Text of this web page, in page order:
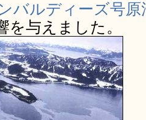
バルディーズ号原
を与えました。